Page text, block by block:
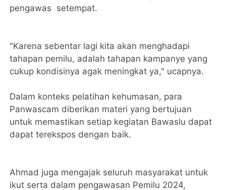
pengawas setempat.
"Karena sebentar lagi kita akan menghadapi
tahapan pemilu, adalah tahapan kampanye yang
cukup kondisinya agak meningkat ya," ucapnya.
Dalam konteks pelatihan kehumasan, para
Panwascam diberikan materi yang bertujuan
untuk memastikan setiap kegiatan Bawaslu dapat
dapat terekspos dengan baik.
Ahmad juga mengajak seluruh masyarakat untuk
ikut serta dalam pengawasan Pemilu 2024,